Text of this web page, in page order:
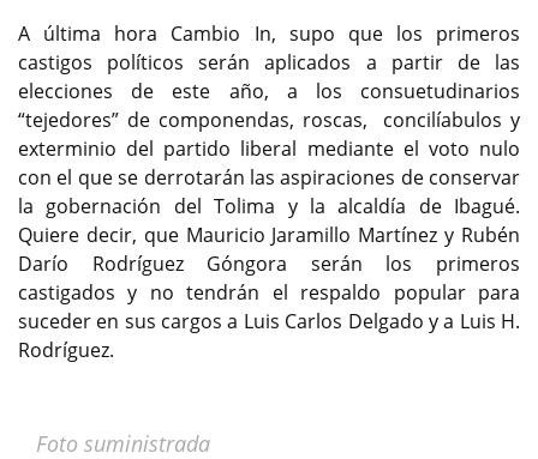
A última hora Cambio In, supo que los primeros
castigos políticos serán aplicados a partir de las
elecciones de este año, a los consuetudinarios
“tejedores” de componendas, roscas, concilíabulos y
exterminio del partido liberal mediante el voto nulo
con el que se derrotarán las aspiraciones de conservar
la gobernación del Tolima y la alcaldía de Ibagué.
Quiere decir, que Mauricio Jaramillo Martínez y Rubén
Darío Rodríguez Góngora serán los primeros
castigados y no tendrán el respaldo popular para
suceder en sus cargos a Luis Carlos Delgado y a Luis H.
Rodríguez.
Foto suministrada